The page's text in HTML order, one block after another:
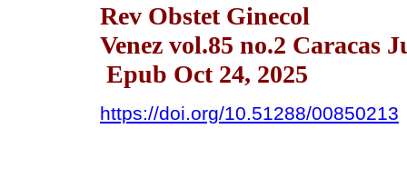
Rev Obstet Ginecol
Venez vol.85 no.2 Caracas
Epub Oct 24, 2025
https://doi.org/10.51288/00850213